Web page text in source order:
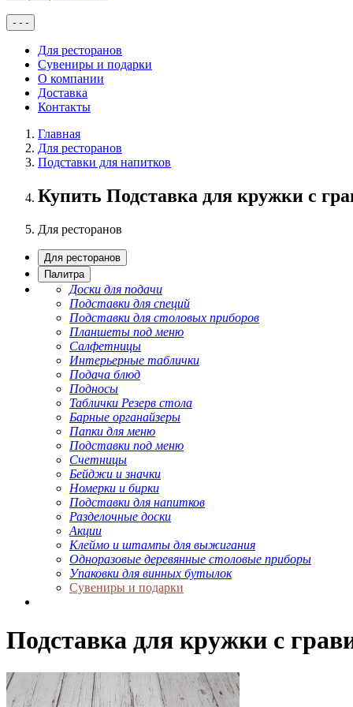
- - -
Для ресторанов
Сувениры и подарки
О компании
Доставка
Контакты
Главная
Для ресторанов
Подставки для напитков
Купить Подставка для кружки с
Для ресторанов
Для ресторанов
Палитра
Доски для подачи
Подставки для специй
Подставки для столовых приборов
Планшеты под меню
Салфетницы
Интерьерные таблички
Подача блюд
Подносы
Таблички Резерв стола
Барные органайзеры
Папки для меню
Подставки под меню
Счетницы
Бейджи и значки
Номерки и бирки
Подставки для напитков
Разделочные доски
Акции
Клеймо и штампы для выжигания
Одноразовые деревянные столовые приборы
Упаковки для винных бутылок
Сувениры и подарки
Подставка для кружки с